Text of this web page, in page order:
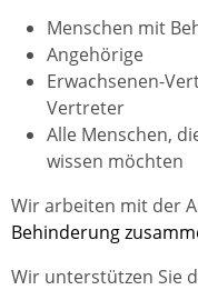
Menschen mit
Angehörige
Erwachsenen-
Vertreter
Alle Menschen,
wissen möchten
Wir arbeiten mit der
Behinderung
Wir unterstützen Sie